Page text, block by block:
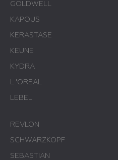
GOLDWELL
KAPOUS
KERASTASE
KEUNE
KYDRA
L 'ОREAL
LEBEL
REVLON
SCHWARZKOPF
SEBASTIAN